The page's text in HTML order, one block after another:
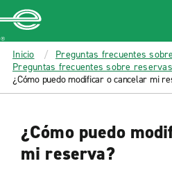
MAIN
CONTENT
Enterprise
Inicio
Preguntas frecuentes
Preguntas frecuentes sobre
¿Cómo puedo modificar o cancelar mi
¿Cómo puedo
mi reserva?